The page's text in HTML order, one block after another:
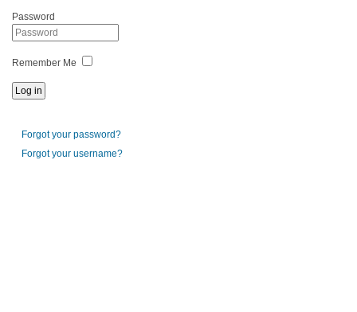
Password
Remember Me
Forgot your password?
Forgot your username?